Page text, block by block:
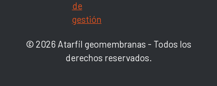
© 2026 Atarfil geomembranas - Todos los
derechos reservados.
de
gestión